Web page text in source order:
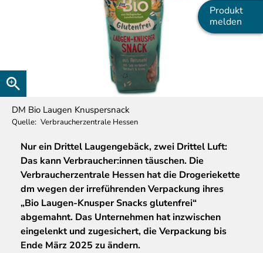
navigation
Produkt
melden
DM Bio Laugen Knuspersnack
Quelle Verbraucherzentrale Hessen
Nurein Drittel Laugengebäck, zwei Drittel Luft:
Das kann Verbraucher:innen täuschen. Die
Verbraucherzentrale Hessen hat die Drogeriekette
dm wegen der irreführenden Verpackung ihres
„Bio Laugen-Knusper Snacks glutenfrei“
abgemahnt. Das Unternehmen hat inzwischen
eingelenkt und zugesichert, die Verpackung bis
Ende März 2025 zu ändern.